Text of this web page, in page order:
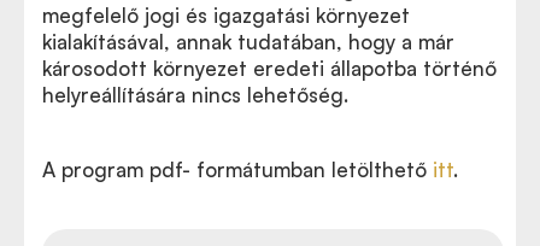
megfelelő jogi és igazgatási környezet
kialakításával, annak tudatában, hogy a már
károsodott környezet eredeti állapotba történő
helyreállítására nincs lehetőség.
A program pdf- formátumban letölthető itt.